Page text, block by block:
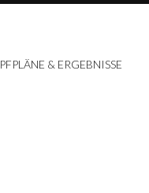
& ERGEBNISSE